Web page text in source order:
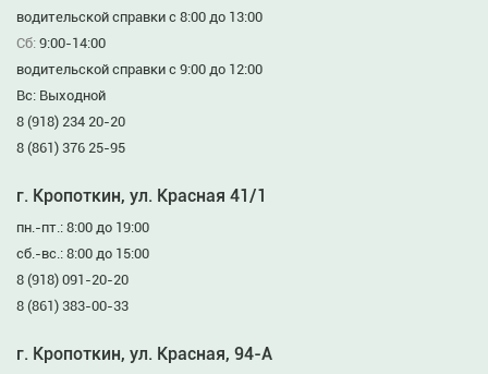
водительской справки с 8:00 до 13:00
Сб: 9:00-14:00
водительской справки с 9:00 до 12:00
Вс: Выходной
8 (918) 234 20-20
8 (861) 376 25-95
г. Кропоткин, ул. Красная 41/1
пн.-пт.: 8:00 до 19:00
сб.-вс.: 8:00 до 15:00
8 (918) 091-20-20
8 (861) 383-00-33
г. Кропоткин, ул. Красная, 94-А